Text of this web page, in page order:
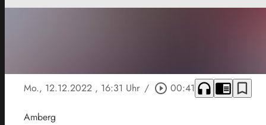
Mo., 12.12.2022 , 16:31 Uhr / play_circle_outline 00:41 headphones chrome_reader_mode bookmark_border
Amberg